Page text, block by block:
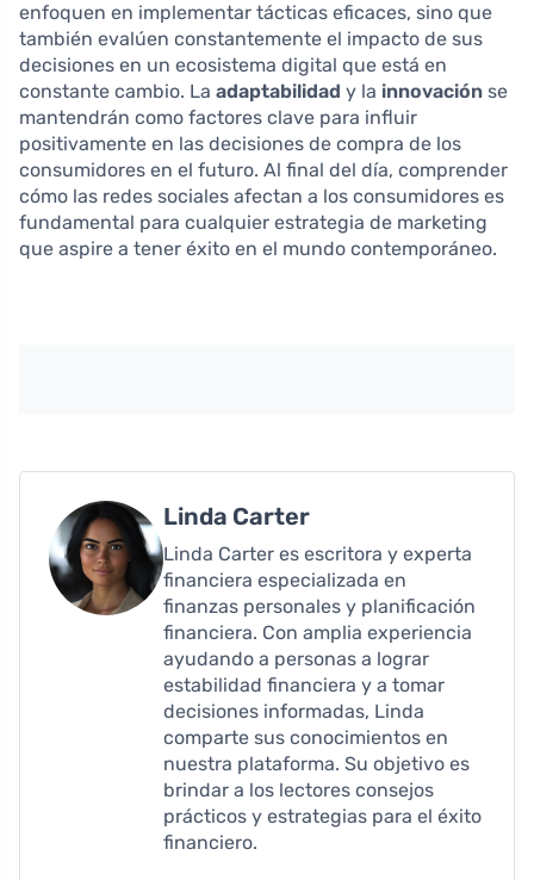
enfoquen en implementar tácticas eficaces, sino que
también evalúen constantemente el impacto de sus
decisiones en un ecosistema digital que está en
constante cambio. La adaptabilidad y la innovación se
mantendrán como factores clave para influir
positivamente en las decisiones de compra de los
consumidores en el futuro. Al final del día, comprender
cómo las redes sociales afectan a los consumidores es
fundamental para cualquier estrategia de marketing
que aspire a tener éxito en el mundo contemporáneo.
Linda Carter
Linda Carter es escritora y experta
financiera especializada en
finanzas personales y planificación
financiera. Con amplia experiencia
ayudando a personas a lograr
estabilidad financiera y a tomar
decisiones informadas, Linda
comparte sus conocimientos en
nuestra plataforma. Su objetivo es
brindar a los lectores consejos
prácticos y estrategias para el éxito
financiero.